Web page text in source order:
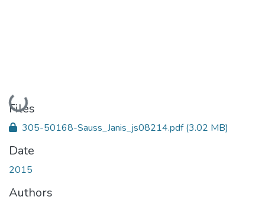
Loading...
Files
305-50168-Sauss_Janis_js08214.pdf(3.02 MB)
Date
2015
Authors